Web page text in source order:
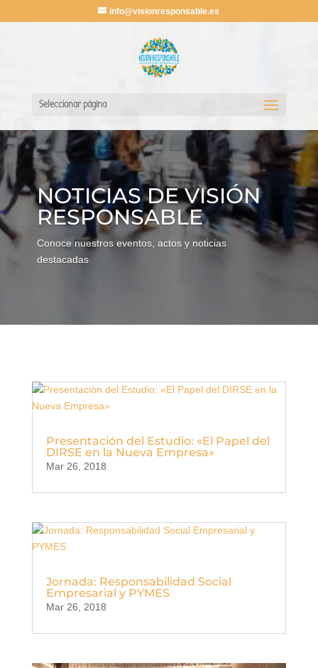
info@visionresponsable.es
Seleccionar página
NOTICIAS DE VISIÓN
RESPONSABLE
Conoce nuestros eventos, actos y noticias
destacadas
Presentación del Estudio: «El Papel del
DIRSE en la Nueva Empresa»
Mar 26, 2018
Jornada: Responsabilidad Social
Empresarial y PYMES
Mar 26, 2018